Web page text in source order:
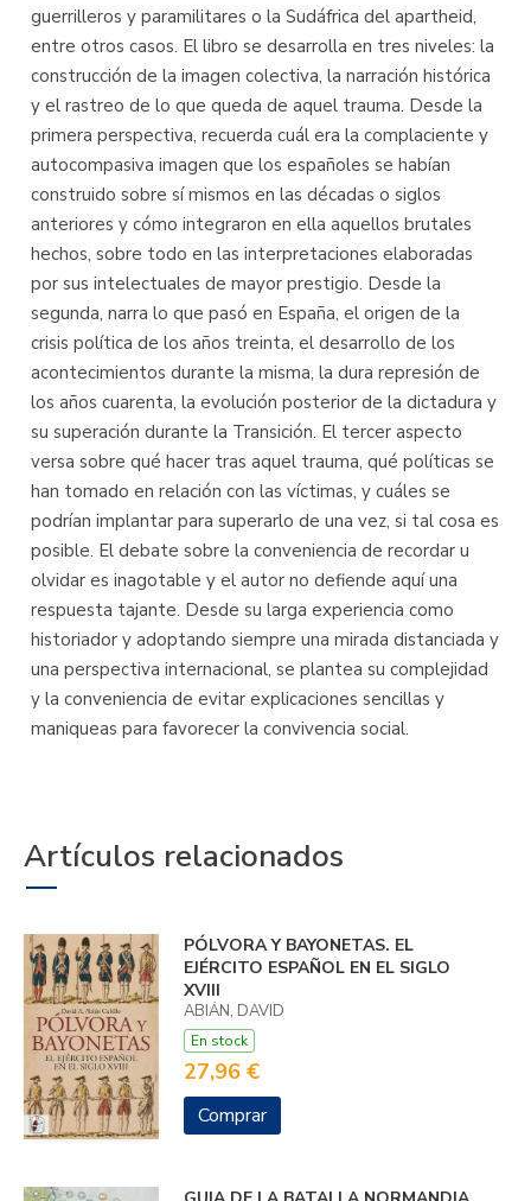
guerrilleros y paramilitares o la Sudáfrica del apartheid,
entre otros casos. El libro se desarrolla en tres niveles: la
construcción de la imagen colectiva, la narración histórica
y el rastreo de lo que queda de aquel trauma. Desde la
primera perspectiva, recuerda cuál era la complaciente y
autocompasiva imagen que los españoles se habían
construido sobre sí mismos en las décadas o siglos
anteriores y cómo integraron en ella aquellos brutales
hechos, sobre todo en las interpretaciones elaboradas
por sus intelectuales de mayor prestigio. Desde la
segunda, narra lo que pasó en España, el origen de la
crisis política de los años treinta, el desarrollo de los
acontecimientos durante la misma, la dura represión de
los años cuarenta, la evolución posterior de la dictadura y
su superación durante la Transición. El tercer aspecto
versa sobre qué hacer tras aquel trauma, qué políticas se
han tomado en relación con las víctimas, y cuáles se
podrían implantar para superarlo de una vez, si tal cosa es
posible. El debate sobre la conveniencia de recordar u
olvidar es inagotable y el autor no defiende aquí una
respuesta tajante. Desde su larga experiencia como
historiador y adoptando siempre una mirada distanciada y
una perspectiva internacional, se plantea su complejidad
y la conveniencia de evitar explicaciones sencillas y
maniqueas para favorecer la convivencia social.
Artículos relacionados
PÓLVORA Y BAYONETAS. EL
EJÉRCITO ESPAÑOL EN EL SIGLO
XVIII
ABIÁN, DAVID
En stock
27,96 €
Comprar